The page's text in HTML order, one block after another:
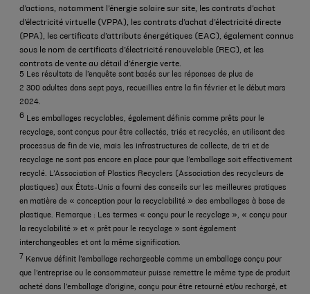
d’actions, notamment l’énergie solaire sur site, les contrats d’achat
d’électricité virtuelle (VPPA), les contrats d’achat d’électricité directe
(PPA), les certificats d’attributs énergétiques (EAC), également connus
sous le nom de certificats d’électricité renouvelable (REC), et les
contrats de vente au détail d’énergie verte.
5 Les résultats de l’enquête sont basés sur les réponses de plus de
2 300 adultes dans sept pays, recueillies entre la fin février et le début mars
2024.
6 Les emballages recyclables, également définis comme prêts pour le
recyclage, sont conçus pour être collectés, triés et recyclés, en utilisant des
processus de fin de vie, mais les infrastructures de collecte, de tri et de
recyclage ne sont pas encore en place pour que l’emballage soit effectivement
recyclé. L’Association of Plastics Recyclers (Association des recycleurs de
plastiques) aux États-Unis a fourni des conseils sur les meilleures pratiques
en matière de « conception pour la recyclabilité » des emballages à base de
plastique. Remarque : Les termes « conçu pour le recyclage », « conçu pour
la recyclabilité » et « prêt pour le recyclage » sont également
interchangeables et ont la même signification.
7 Kenvue définit l’emballage rechargeable comme un emballage conçu pour
que l’entreprise ou le consommateur puisse remettre le même type de produit
acheté dans l’emballage d’origine, conçu pour être retourné et/ou rechargé, et